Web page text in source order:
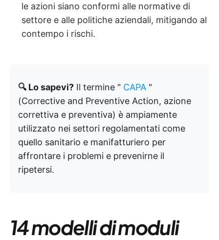
le azioni siano conformi alle normative di
settore e alle politiche aziendali, mitigando al
contempo i rischi.
🔍 Lo sapevi? Il termine " CAPA "
(Corrective and Preventive Action, azione
correttiva e preventiva) è ampiamente
utilizzato nei settori regolamentati come
quello sanitario e manifatturiero per
affrontare i problemi e prevenirne il
ripetersi.
14 modelli di moduli